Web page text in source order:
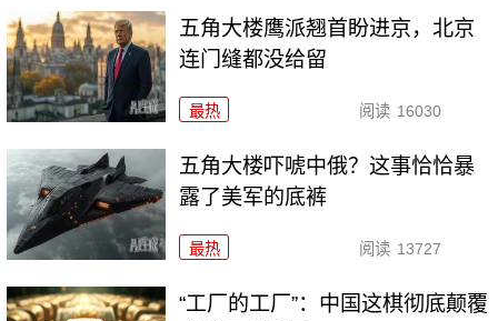
五角大楼鹰派翘首盼进京，北京
连门缝都没给留
最热 阅读 16030
五角大楼吓唬中俄？这事恰恰暴
露了美军的底裤
最热 阅读 13727
“工厂的工厂”：中国这棋彻底颠覆